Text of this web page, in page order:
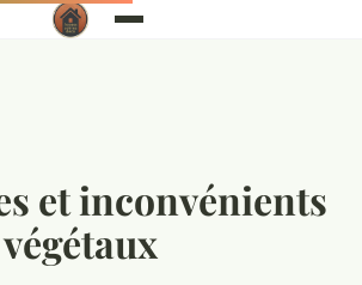
et inconvénients